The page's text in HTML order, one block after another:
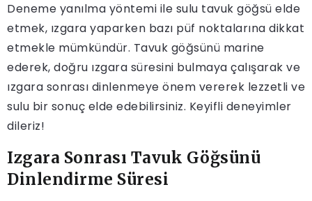
Deneme yanılma yöntemi ile sulu tavuk göğsü elde
etmek, ızgara yaparken bazı püf noktalarına dikkat
etmekle mümkündür. Tavuk göğsünü marine
ederek, doğru ızgara süresini bulmaya çalışarak ve
ızgara sonrası dinlenmeye önem vererek lezzetli ve
sulu bir sonuç elde edebilirsiniz. Keyifli deneyimler
dileriz!
Izgara Sonrası Tavuk Göğsünü
Dinlendirme Süresi